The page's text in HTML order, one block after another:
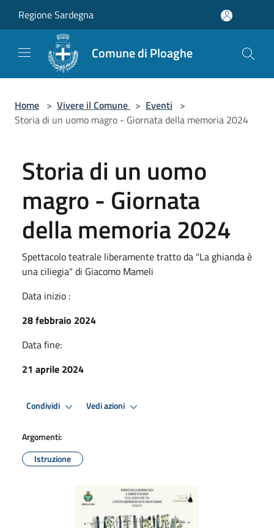
Regione Sardegna
Comune di Ploaghe
Home > Vivere il Comune > Eventi >
Storia di un uomo magro - Giornata della memoria 2024
Storia di un uomo
magro - Giornata
della memoria 2024
Spettacolo teatrale liberamente tratto da "La ghianda è
una ciliegia" di Giacomo Mameli
Data inizio :
28 febbraio 2024
Data fine:
21 aprile 2024
Condividi Vedi azioni
Argomenti:
Istruzione